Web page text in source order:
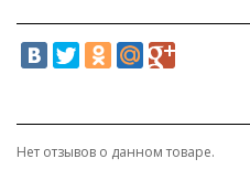
Нет отзывов о данном товаре.